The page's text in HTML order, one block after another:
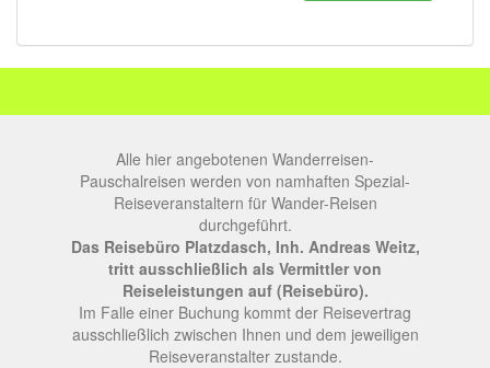
Alle hier angebotenen Wanderreisen-
Pauschalreisen werden von namhaften Spezial-
Reiseveranstaltern für Wander-Reisen
durchgeführt.
Das Reisebüro Platzdasch, Inh. Andreas Weitz,
tritt ausschließlich als Vermittler von
Reiseleistungen auf (Reisebüro).
Im Falle einer Buchung kommt der Reisevertrag
ausschließlich zwischen Ihnen und dem jeweiligen
Reiseveranstalter zustande.